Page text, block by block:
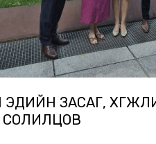
ЗАСАГ,
СОЛИЛЦОВ